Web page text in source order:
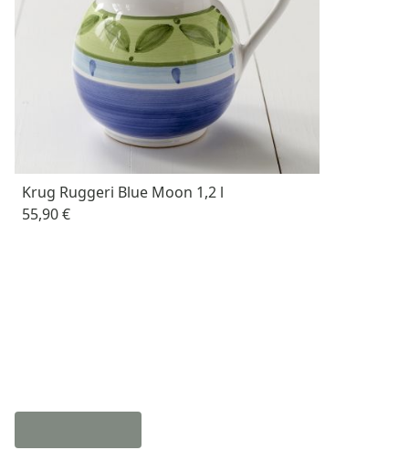
Krug Ruggeri Blue Moon 1,2 l
55,90 €